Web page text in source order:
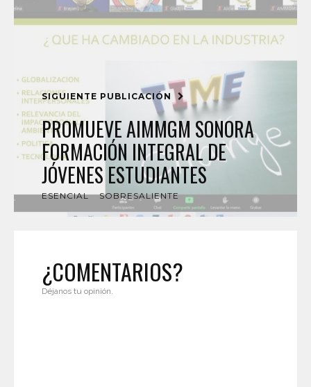
SIGUIENTE PUBLICACIÓN
PROMUEVE AIMMGM SONORA
FORMACIÓN INTEGRAL DE
JÓVENES ESTUDIANTES
ESENCIAL SOBRESALIENTE
¿COMENTARIOS?
Déjanos tu opinión.